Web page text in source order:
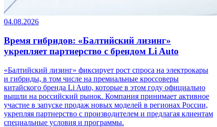
04.08.2026
Время гибридов: «Балтийский лизинг»
укрепляет партнерство с брендом Li Auto
«Балтийский лизинг» фиксирует рост спроса на электрокары
и гибриды, в том числе на премиальные кроссоверы
китайского бренда Li Auto, которые в этом году официально
вышли на российский рынок. Компания принимает активное
участие в запуске продаж новых моделей в регионах России,
укрепляя партнерство с производителем и предлагая клиентам
специальные условия и программы.